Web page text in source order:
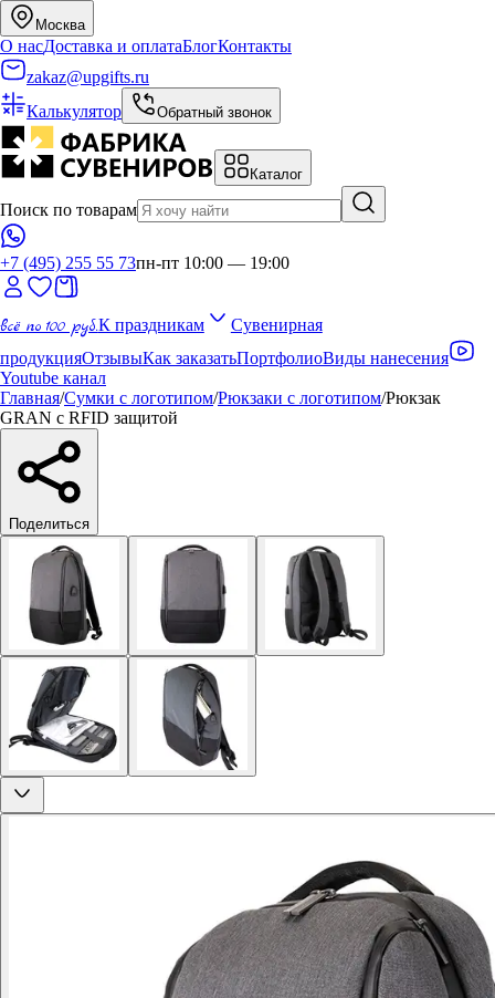
Москва
О насДоставка и оплатаБлогКонтакты
zakaz@upgifts.ru
Калькулятор
Обратный звонок
Каталог
Поиск по товарам
+7 (495) 255 55 73пн-пт 10:00 — 19:00
всё по 100 руб.К праздникам
Сувенирная
продукцияОтзывыКак заказатьПортфолиоВиды нанесения
Youtube канал
Главная/Сумки с логотипом/Рюкзаки с логотипом/Рюкзак
GRAN c RFID защитой
Поделиться